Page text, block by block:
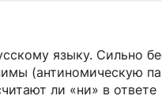
языку. Сильно
(антиномическую
ли «ни» в ответе